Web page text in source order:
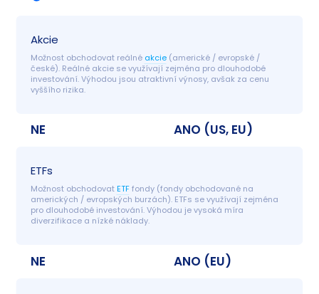
Akcie
Možnost obchodovat reálné akcie (americké / evropské /
české). Reálné akcie se využívají zejména pro dlouhodobé
investování. Výhodou jsou atraktivní výnosy, avšak za cenu
vyššího rizika.
NE ANO (US, EU)
ETFs
Možnost obchodovat ETF fondy (fondy obchodované na
amerických / evropských burzách). ETFs se využívají zejména
pro dlouhodobé investování. Výhodou je vysoká míra
diverzifikace a nízké náklady.
NE ANO (EU)